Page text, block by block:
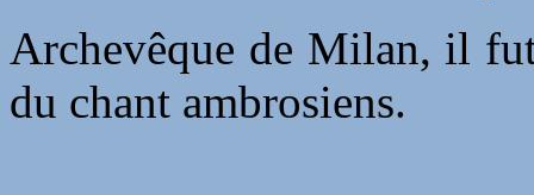
Archevêque de Milan, il
du chant ambrosiens.